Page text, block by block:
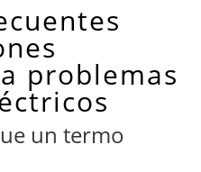
problemas
un termo